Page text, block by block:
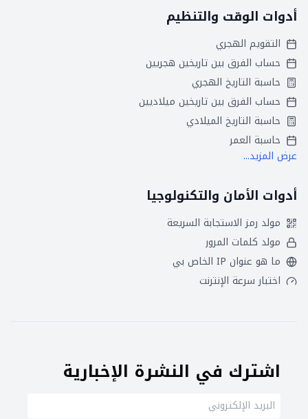
أدوات الوقت والتنظيم
التقويم الهجري
حساب الفرق بين تاريخين هجريين
حاسبة التاريخ الهجري
حساب الفرق بين تاريخين ميلاديين
حاسبة التاريخ الميلادي
حاسبة العمر
عرض المزيد...
أدوات الأمان والتكنولوجيا
مولد رمز الاستجابة السريعة
مولد كلمات المرور
ما هو عنوان IP الخاص بي
اختبار سرعة الإنترنت
اشترك في النشرة الإخبارية